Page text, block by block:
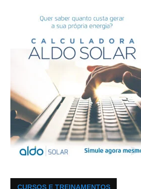
CURSOS E TREINAMENTOS